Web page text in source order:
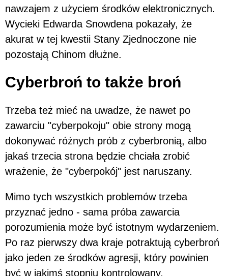
nawzajem z użyciem środków elektronicznych.
Wycieki Edwarda Snowdena pokazały, że
akurat w tej kwestii Stany Zjednoczone nie
pozostają Chinom dłużne.
Cyberbroń to także broń
Trzeba też mieć na uwadze, że nawet po
zawarciu "cyberpokoju" obie strony mogą
dokonywać różnych prób z cyberbronią, albo
jakaś trzecia strona będzie chciała zrobić
wrażenie, że "cyberpokój" jest naruszany.
Mimo tych wszystkich problemów trzeba
przyznać jedno - sama próba zawarcia
porozumienia może być istotnym wydarzeniem.
Po raz pierwszy dwa kraje potraktują cyberbroń
jako jeden ze środków agresji, który powinien
być w jakimś stopniu kontrolowany.